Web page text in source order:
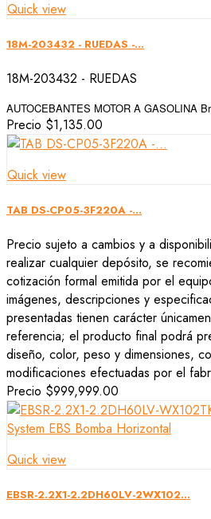
Quick view
18M-203432 - RUEDAS -...
18M-203432 - RUEDAS
AUTOCEBANTES MOTOR A GASOLINA
Precio $1,135.00
Quick view
TAB DS-CP05-3F220A -...
Precio sujeto a cambios y a
realizar cualquier depósito, se
cotización formal emitida por el
imágenes, descripciones y
presentadas tienen carácter
referencia; el producto final podrá
diseño, color, peso y dimensiones,
modificaciones efectuadas por el
Precio $999,999.00
Quick view
EBSR-2.2X1-2.2DH60LV-2WX102...